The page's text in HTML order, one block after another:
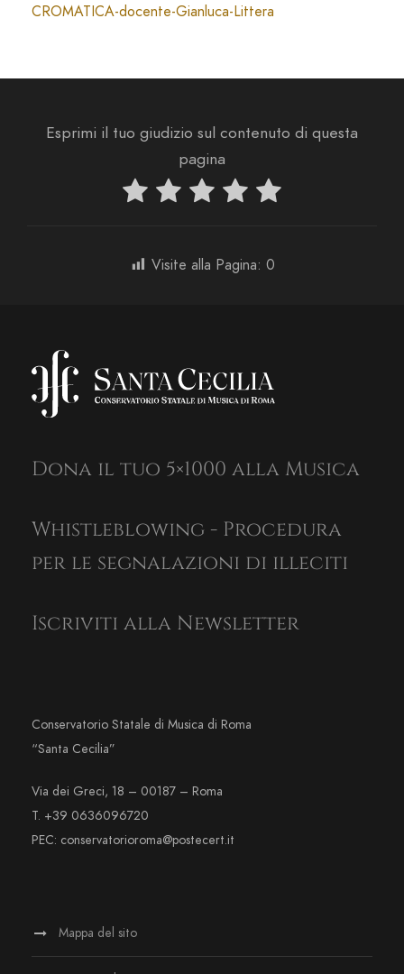
CROMATICA-docente-Gianluca-Littera
Esprimi il tuo giudizio sul contenuto di questa
pagina
Visite alla Pagina: 0
Dona il tuo 5×1000 alla Musica
Whistleblowing - Procedura
per le segnalazioni di illeciti
Iscriviti alla Newsletter
Conservatorio Statale di Musica di Roma
“Santa Cecilia”
Via dei Greci, 18 – 00187 – Roma
T. +39 0636096720
PEC: conservatorioroma@postecert.it
Mappa del sito